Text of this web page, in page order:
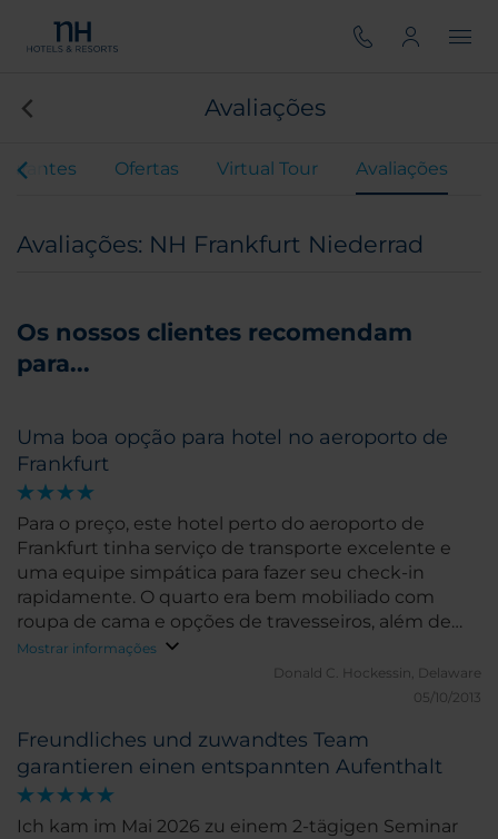
Avaliações
Ofertas Virtual Tour Avaliações
Avaliações: NH Frankfurt Niederrad
Os nossos clientes recomendam
para...
Uma boa opção para hotel no aeroporto de
Frankfurt
Para o preço, este hotel perto do aeroporto de
Frankfurt tinha serviço de transporte excelente e
uma equipe simpática para fazer seu check-in
rapidamente. O quarto era bem mobiliado com
roupa de cama e opções de travesseiros, além de
um grande banheiro moderno agradável. Ao lado do
hotel, sem atravessar a rua movimentada, tinha um
supermercado de desconto, bem como um do
outros lanches. Eu definitivamente ficaria aqui
novamente ou no NH Frankfurt Airport Hotel.
Mostrar informações
Donald C. Hockessin, Delaware
05/10/2013
Freundliches und zuwandtes Team
garantieren einen entspannten Aufenthalt
Ich kam im Mai 2026 zu einem 2-tägigen Seminar